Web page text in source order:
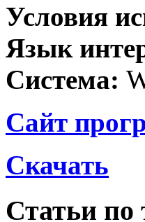
Условия
Язык
Система:
Сайт
Скачать
Статьи по